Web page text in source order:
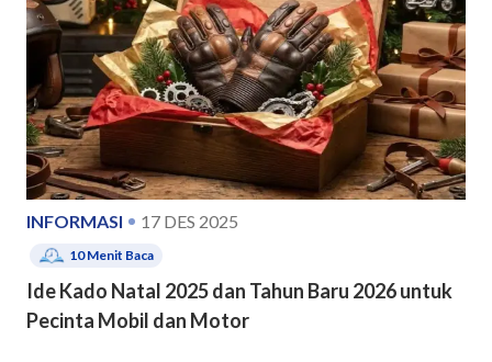
INFORMASI 17 DES 2025
10Menit Baca
Ide Kado Natal 2025 dan Tahun Baru 2026 untuk
Pecinta Mobil dan Motor